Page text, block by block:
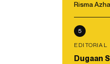
Risma
5
EDITORIAL
Dugaan